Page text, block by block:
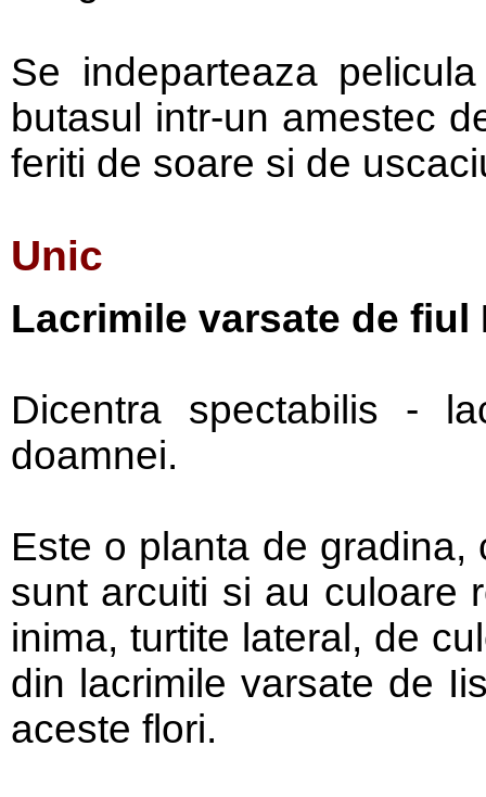
Se indeparteaza
butasul intr-un amestec
feriti de soare si de
Unic
Lacrimile varsate de fiul
Dicentra spectabilis -
doamnei.
Este o planta de
sunt arcuiti si au culoare
inima, turtite lateral, de
din lacrimile varsate de
aceste flori.